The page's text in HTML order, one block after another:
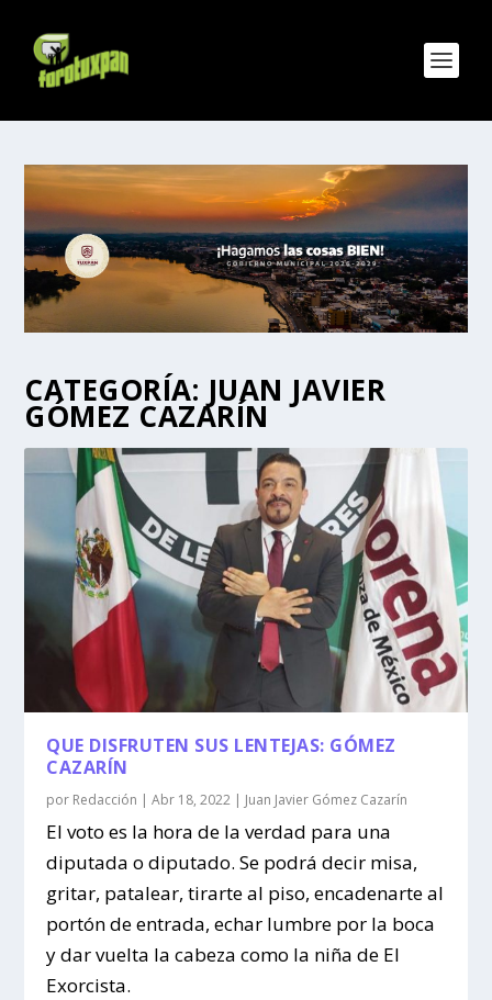
CATEGORÍA: JUAN JAVIER
GÓMEZ CAZARÍN
QUE DISFRUTEN SUS LENTEJAS: GÓMEZ
CAZARÍN
por Redacción |Abr 18, 2022 | Juan Javier Gómez Cazarín
El voto es la hora de la verdad para una
diputada o diputado. Se podrá decir misa,
gritar, patalear, tirarte al piso, encadenarte al
portón de entrada, echar lumbre por la boca
y dar vuelta la cabeza como la niña de El
Exorcista.